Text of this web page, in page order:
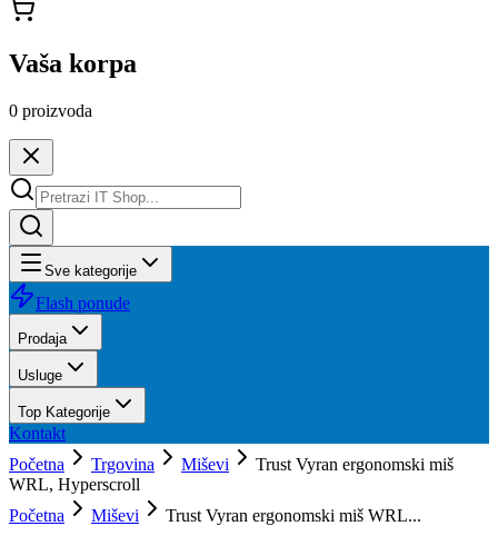
Vaša korpa
0 proizvoda
Sve kategorije
Flash ponude
Prodaja
Usluge
Top Kategorije
Kontakt
Početna
Trgovina Miševi
Trust Vyran ergonomski miš
WRL, Hyperscroll
Početna
Miševi Trust Vyran ergonomski miš WRL...